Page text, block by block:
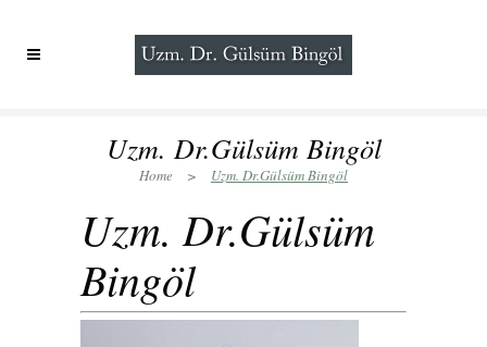
Uzm. Dr.Gülsüm Bingöl
Home > Uzm. Dr.Gülsüm Bingöl
Uzm. Dr.Gülsüm
Bingöl